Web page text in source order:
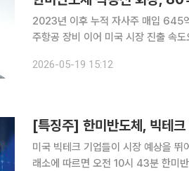
2023년 이후 누적 자사주 매입 645
주항공 장비 이어 미국 시장 진출 속도
대와 미국 진출 전략에 대한 자신감을
2026-05-19 15:12
[특징주] 한미반도체, 빅테크
미국 빅테크 기업들이 시장 예상을 뛰어넘
래소에 따르면 오전 10시 43분 한미